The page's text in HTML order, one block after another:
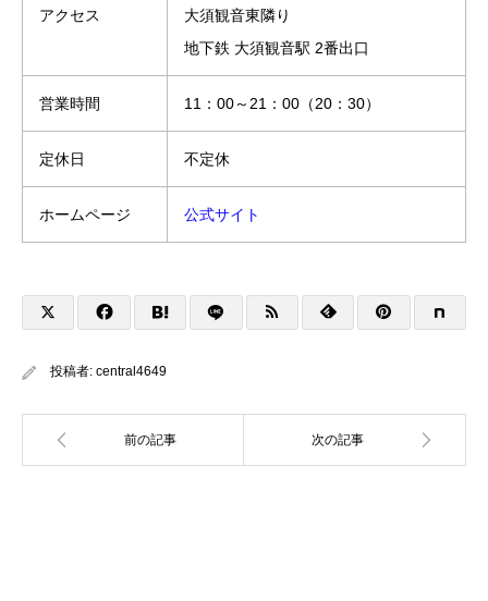
アクセス
大須観音東隣り
地下鉄 大須観音駅 2番出口
営業時間 11：00～21：00（20：30）
定休日 不定休
ホームページ 公式サイト
投稿者: central4649